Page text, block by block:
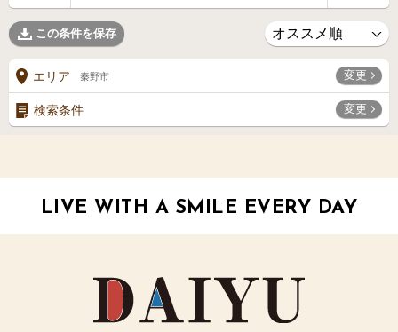
この条件を保存
エリア 秦野市 変更
検索条件 変更
LIVE WITH A SMILE EVERY DAY